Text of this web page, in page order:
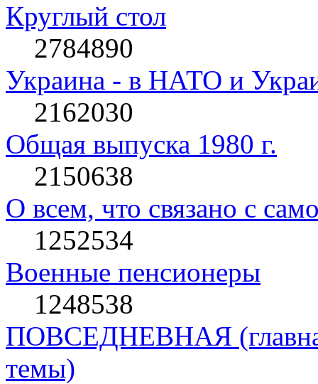
Круглый стол
2784890
Украина - в НАТО и
2162030
Общая выпуска 1980 г.
2150638
О всем, что связано с
1252534
Военные пенсионеры
1248538
ПОВСЕДНЕВНАЯ
темы)